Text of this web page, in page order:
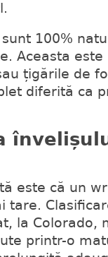
100%
Aceasta
țigările de
diferită ca
este că un
tare.
la Colorado,
printr-o